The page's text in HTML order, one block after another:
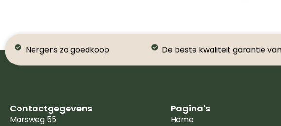
Nergens zo goedkoop De beste kwaliteit garantie van
Contactgegevens
Marsweg 55
Pagina's
Home